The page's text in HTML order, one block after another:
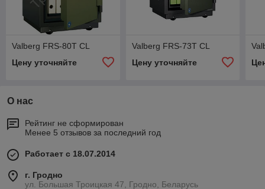
Valberg FRS-80T CL
Цену уточняйте
Valberg FRS-73T CL
Цену уточняйте
О нас
Рейтинг не сформирован
Менее 5 отзывов за последний год
Работает с 18.07.2014
г. Гродно
ул. Большая Троицкая 47, Гродно, Беларусь